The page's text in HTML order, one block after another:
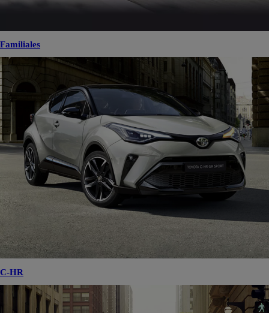
Familiales
C-HR